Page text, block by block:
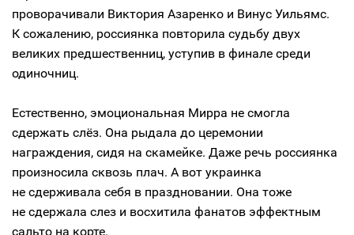
проворачивали Виктория Азаренко и Винус Уильямс.
К сожалению, россиянка повторила судьбу двух
великих предшественниц, уступив в финале среди
одиночниц.
Естественно, эмоциональная Мирра не смогла
сдержать слёз. Она рыдала до церемонии
награждения, сидя на скамейке. Даже речь россиянка
произносила сквозь плач. А вот украинка
не сдерживала себя в праздновании. Она тоже
не сдержала слез и восхитила фанатов эффектным
сальто на корте.